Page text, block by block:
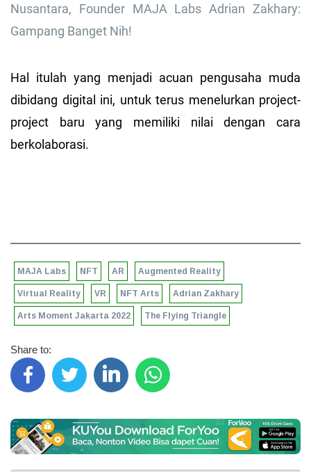
Nusantara, Founder MAJA Labs Adrian Zakhary:
Gampang Banget Nih!
Hal itulah yang menjadi acuan pengusaha muda
dibidang digital ini, untuk terus menelurkan project-
project baru yang memiliki nilai dengan cara
berkolaborasi.
MAJA Labs NFT AR Augmented Reality
Virtual Reality VR NFT Arts Adrian Zakhary
Arts Moment Jakarta 2022 The Flying Triangle
Share to: